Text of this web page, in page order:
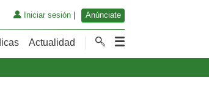
Iniciar sesión| Anúnciate
Actualidad